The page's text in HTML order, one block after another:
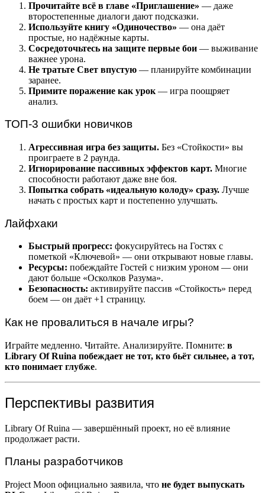
Прочитайте всё в главе «Приглашение» — даже
второстепенные диалоги дают подсказки.
Используйте книгу «Одиночество» — она даёт
простые, но надёжные карты.
Сосредоточьтесь на защите первые бои — выживание
важнее урона.
Не тратьте Свет впустую — планируйте комбинации
заранее.
Примите поражение как урок — игра поощряет
анализ.
ТОП-3 ошибки новичков
Агрессивная игра без защиты. Без «Стойкости» вы
проиграете в 2 раунда.
Игнорирование пассивных эффектов карт. Многие
способности работают даже вне боя.
Попытка собрать «идеальную колоду» сразу. Лучше
начать с простых карт и постепенно улучшать.
Лайфхаки
Быстрый прогресс: фокусируйтесь на Гостях с
пометкой «Ключевой» — они открывают новые главы.
Ресурсы: побеждайте Гостей с низким уроном — они
дают больше «Осколков Разума».
Безопасность: активируйте пассив «Стойкость» перед
боем — он даёт +1 страницу.
Как не провалиться в начале игры?
Играйте медленно. Читайте. Анализируйте. Помните: в
Library Of Ruina побеждает не тот, кто бьёт сильнее, а тот,
кто понимает глубже.
Перспективы развития
Library Of Ruina — завершённый проект, но её влияние
продолжает расти.
Планы разработчиков
Project Moon официально заявила, что не будет выпускать